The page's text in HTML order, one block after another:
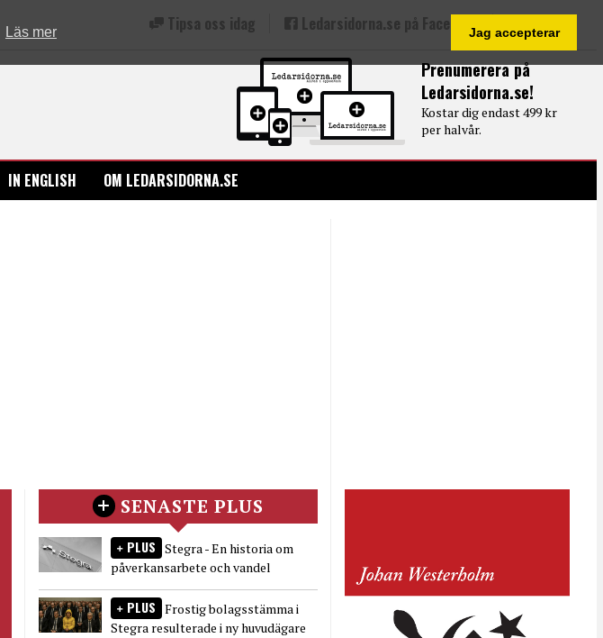
Läs mer Jag accepterar
Prenumerera på
Ledarsidorna.se!
Kostar dig endast 499 kr
per halvår.
Tipsa oss idag Ledarsidorna.se på Facebook
IN ENGLISH OM LEDARSIDORNA.SE
SENASTE PLUS
PLUS Stegra - En historia om
påverkansarbete och vandel
PLUS Frostig bolagsstämma i
Stegra resulterade i ny huvudägare